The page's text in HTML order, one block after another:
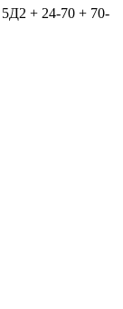
5Д2 + 24-70 + 70-